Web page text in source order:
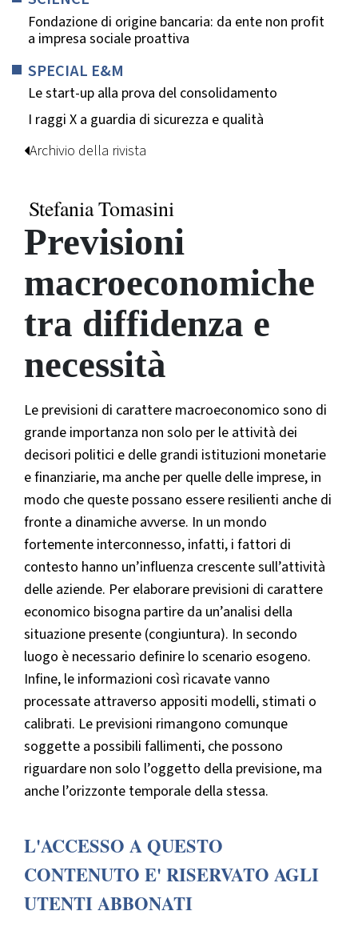
Fondazione di origine bancaria: da ente non profit
a impresa sociale proattiva
SPECIAL E&M
Le start-up alla prova del consolidamento
I raggi X a guardia di sicurezza e qualità
Archivio della rivista
Stefania Tomasini
Previsioni
macroeconomiche
tra diffidenza e
necessità
Le previsioni di carattere macroeconomico sono di
grande importanza non solo per le attività dei
decisori politici e delle grandi istituzioni monetarie
e finanziarie, ma anche per quelle delle imprese, in
modo che queste possano essere resilienti anche di
fronte a dinamiche avverse. In un mondo
fortemente interconnesso, infatti, i fattori di
contesto hanno un’influenza crescente sull’attività
delle aziende. Per elaborare previsioni di carattere
economico bisogna partire da un’analisi della
situazione presente (congiuntura). In secondo
luogo è necessario definire lo scenario esogeno.
Infine, le informazioni così ricavate vanno
processate attraverso appositi modelli, stimati o
calibrati. Le previsioni rimangono comunque
soggette a possibili fallimenti, che possono
riguardare non solo l’oggetto della previsione, ma
anche l’orizzonte temporale della stessa.
L'ACCESSO A QUESTO
CONTENUTO E' RISERVATO AGLI
UTENTI ABBONATI